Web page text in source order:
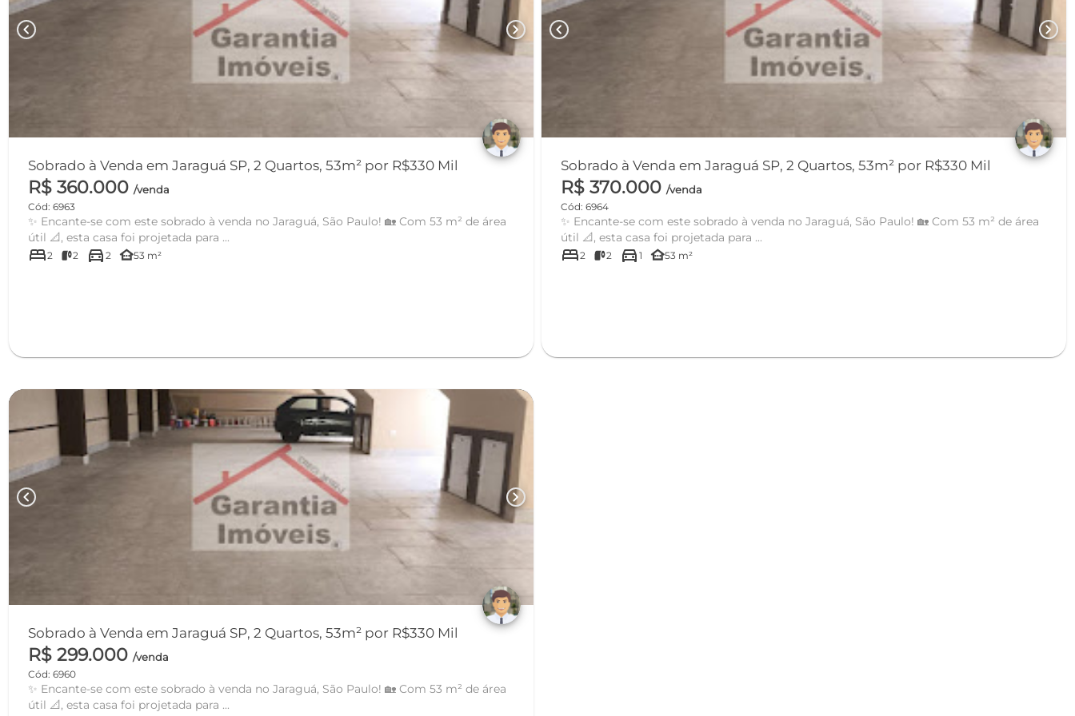
chevron_left chevron_right
Sobrado à Venda em Jaraguá SP, 2 Quartos, 53m² por R$330 Mil
R$ 360.000 /venda
Cód: 6963
✨ Encante-se com este sobrado à venda no Jaraguá, São Paulo! 🏡 Com 53 m² de área
útil 📐, esta casa foi projetada para ...
bed2 2 directions_car 2 other_houses53 m²
chevron_left chevron_right
Sobrado à Venda em Jaraguá SP, 2 Quartos, 53m² por R$330 Mil
R$ 370.000/venda
Cód: 6964
✨ Encante-se com este sobrado à venda no Jaraguá, São Paulo! 🏡 Com 53 m² de área
útil 📐, esta casa foi projetada para ...
bed2 2 directions_car 1 other_houses53 m²
chevron_left chevron_right
Sobrado à Venda em Jaraguá SP, 2 Quartos, 53m² por R$330 Mil
R$ 299.000 /venda
Cód: 6960
✨ Encante-se com este sobrado à venda no Jaraguá, São Paulo! 🏡 Com 53 m² de área
útil 📐, esta casa foi projetada para ...